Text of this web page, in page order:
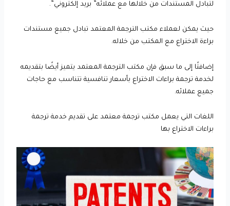
لتبادل المستندات من خلالها مع عملائه” بريد إلكتروني”.
حيث يمكن لعملاء مكتب الترجمة المعتمد تبادل جميع مستندات
براءة الاختراع مع المكتب من خلاله.
إضافتًا إلى ما سبق فإن مكتب الترجمة المعتمد يتميز أيضًا بتقديمه
لخدمة ترجمة براءات الاختراع بأسعار تنافسية تتناسب مع حاجات
جميع عملائه.
اللغات التي يعمل مكتب ترجمة معتمد على تقديم خدمة ترجمة
براءات الاختراع بها